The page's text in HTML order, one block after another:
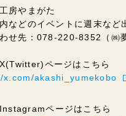
房やまがた
などのイベントに週末など
せ先：078-220-8352（㈱
ページはこちら
x.com/akashi_yumekobo
ページはこちら